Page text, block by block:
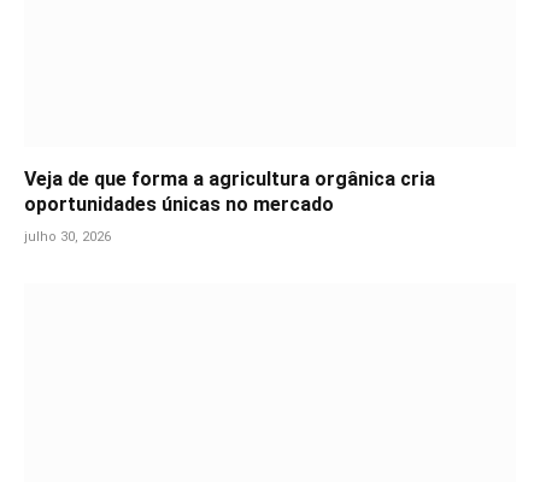
Veja de que forma a agricultura orgânica cria
oportunidades únicas no mercado
julho 30, 2026